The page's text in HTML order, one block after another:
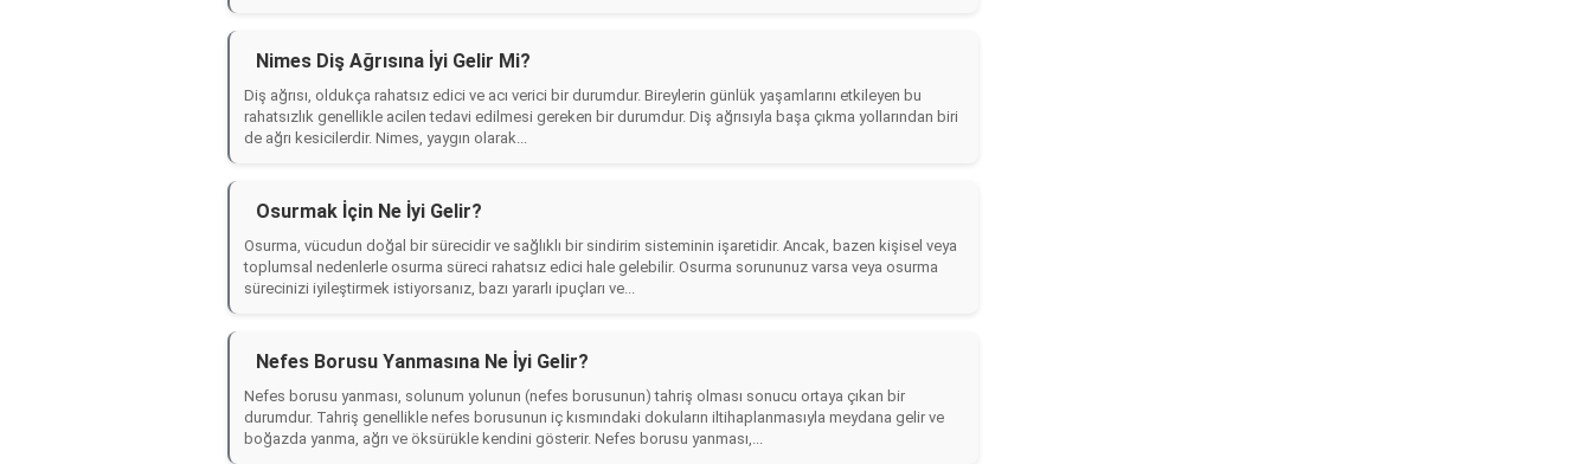
Nimes Diş Ağrısına İyi Gelir Mi?
Diş ağrısı, oldukça rahatsız edici ve acı verici bir durumdur. Bireylerin günlük yaşamlarını etkileyen bu
rahatsızlık genellikle acilen tedavi edilmesi gereken bir durumdur. Diş ağrısıyla başa çıkma yollarından biri
de ağrı kesicilerdir. Nimes, yaygın olarak...
Osurmak İçin Ne İyi Gelir?
Osurma, vücudun doğal bir sürecidir ve sağlıklı bir sindirim sisteminin işaretidir. Ancak, bazen kişisel veya
toplumsal nedenlerle osurma süreci rahatsız edici hale gelebilir. Osurma sorununuz varsa veya osurma
sürecinizi iyileştirmek istiyorsanız, bazı yararlı ipuçları ve...
Nefes Borusu Yanmasına Ne İyi Gelir?
Nefes borusu yanması, solunum yolunun (nefes borusunun) tahriş olması sonucu ortaya çıkan bir
durumdur. Tahriş genellikle nefes borusunun iç kısmındaki dokuların iltihaplanmasıyla meydana gelir ve
boğazda yanma, ağrı ve öksürükle kendini gösterir. Nefes borusu yanması,...